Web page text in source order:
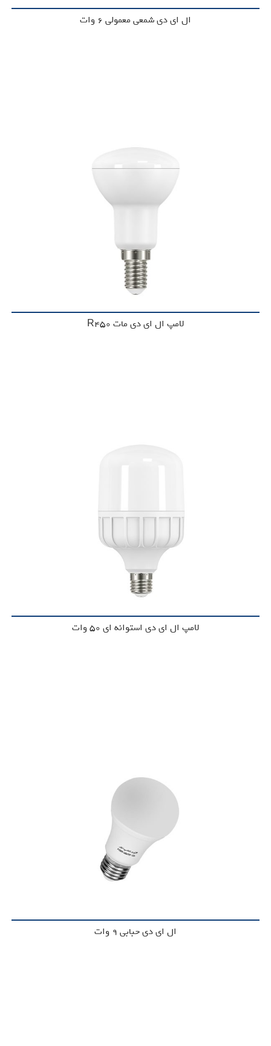
ال ای دی شمعی معمولی 6 وات
لامپ ال ای دی مات R450
لامپ ال ای دی استوانه ای 50 وات
ال ای دی حبابی 9 وات